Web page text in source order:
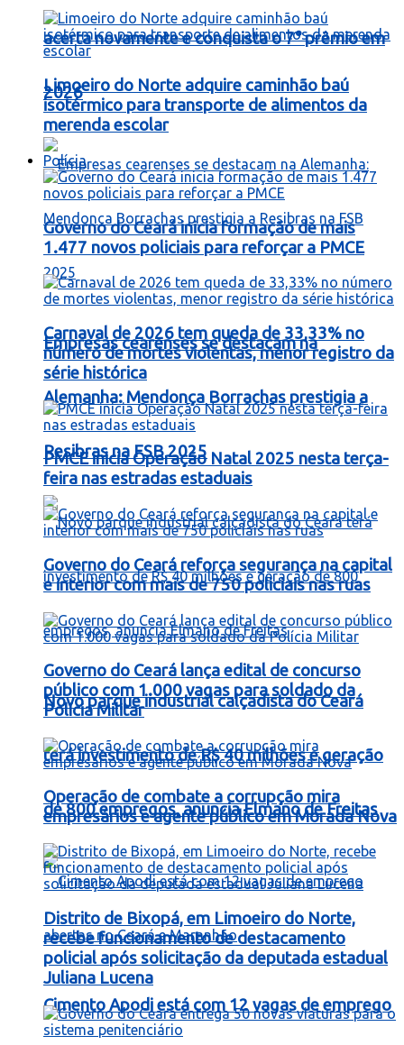
acerta novamente e conquista o 7° prêmio em
2026
Empresas cearenses se destacam na
Alemanha: Mendonça Borrachas prestigia a
Resibras na FSB 2025
Novo parque industrial calçadista do Ceará
terá investimento de R$ 40 milhões e geração
de 800 empregos, anuncia Elmano de Freitas
Cimento Apodi está com 12 vagas de emprego
Limoeiro do Norte adquire caminhão baú
isotérmico para transporte de alimentos da
merenda escolar
Polícia
Governo do Ceará inicia formação de mais
1.477 novos policiais para reforçar a PMCE
Carnaval de 2026 tem queda de 33,33% no
número de mortes violentas, menor registro da
série histórica
PMCE inicia Operação Natal 2025 nesta terça-
feira nas estradas estaduais
Governo do Ceará reforça segurança na capital
e interior com mais de 750 policiais nas ruas
Governo do Ceará lança edital de concurso
público com 1.000 vagas para soldado da
Polícia Militar
Operação de combate a corrupção mira
empresários e agente público em Morada Nova
Distrito de Bixopá, em Limoeiro do Norte,
recebe funcionamento de destacamento
policial após solicitação da deputada estadual
Juliana Lucena